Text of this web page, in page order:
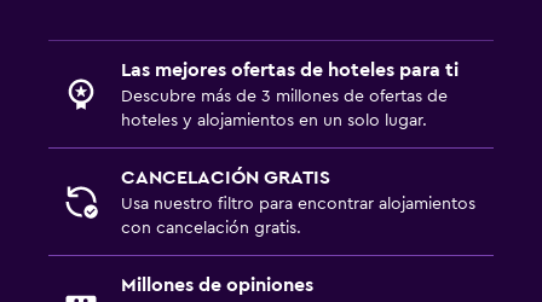
Servicio de despertador
Minimercado en las instalaciones
Acceso con llave
Acceso con tarjeta
Ideal para familias
Las mejores ofertas de hoteles para ti
Descubre más de 3 millones de ofertas de
hoteles y alojamientos en un solo lugar.
CANCELACIÓN GRATIS
Usa nuestro filtro para encontrar alojamientos
con cancelación gratis.
Millones de opiniones